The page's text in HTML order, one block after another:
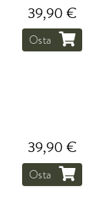
39,90 €
Osta
39,90 €
Osta